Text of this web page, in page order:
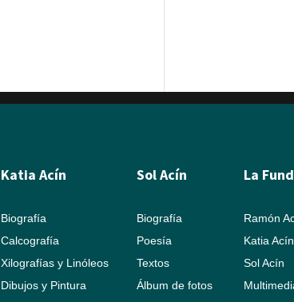
Katia Acín
Biografía
Calcografía
Xilografías y Linóleos
Dibujos y Pintura
Sol Acín
Biografía
Poesía
Textos
Álbum de fotos
La
Ramón
Katia Acín
Sol Acín